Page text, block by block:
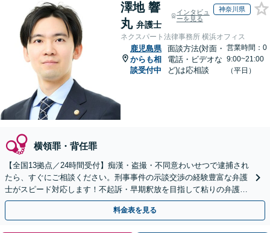
澤地 響
丸 弁護士
インタビュ
ーを見る
神奈川県
ネクスパート法律事務所 横浜オフィス
鹿児島県
からも相
談受付中
面談方法(対面・
電話・ビデオな
ど)は応相談
営業時間：0
9:00~21:00
（平日）
横領罪・背任罪
【全国13拠点／24時間受付】痴漢・盗撮・不同意わいせつで逮捕され
たら、すぐにご相談ください。刑事事件の示談交渉の経験豊富な弁護
士がスピード対応します！不起訴・早期釈放を目指して粘りの弁護活
動を行います。
料金表を見る